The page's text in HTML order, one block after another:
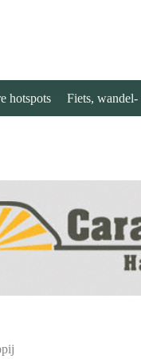
hotspots Fiets, wandel-